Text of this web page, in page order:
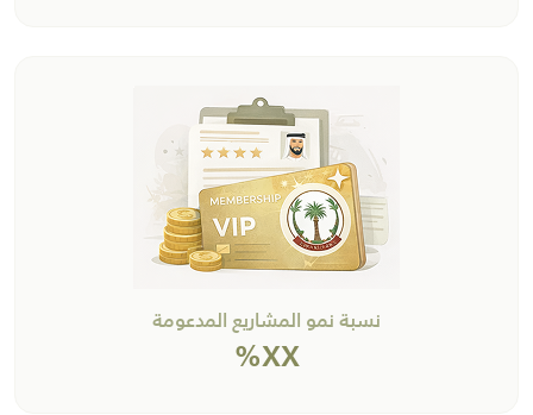
نسبة نمو المشاريع المدعومة
XX%